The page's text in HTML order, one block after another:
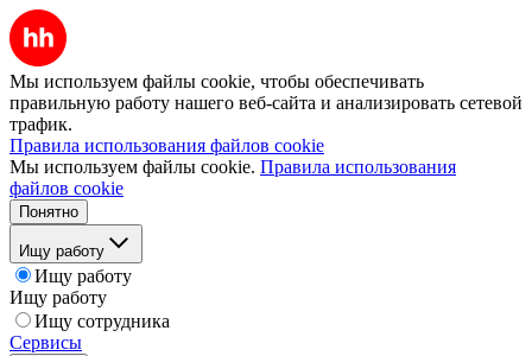
Мы используем файлы cookie, чтобы обеспечивать
правильную работу нашего веб-сайта и анализировать сетевой
трафик.
Правила использования файлов cookie
Мы используем файлы cookie. Правила использования
файлов cookie
Понятно
Ищу работу
Ищу работу
Ищу работу
Ищу сотрудника
Сервисы